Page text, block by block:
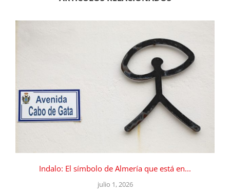
Indalo: El símbolo de Almería que está en...
julio 1, 2026